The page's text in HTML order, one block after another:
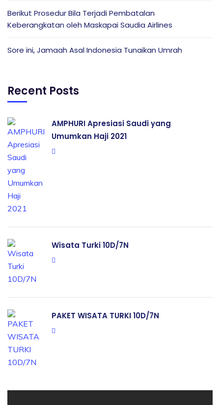
Berikut Prosedur Bila Terjadi Pembatalan
Keberangkatan oleh Maskapai Saudia Airlines
Sore ini, Jamaah Asal Indonesia Tunaikan Umrah
Recent Posts
AMPHURI Apresiasi Saudi yang
Umumkan Haji 2021
Wisata Turki 10D/7N
PAKET WISATA TURKI 10D/7N